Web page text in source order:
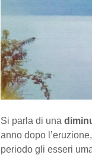
Si parla di una
anno dopo
periodo gli esseri